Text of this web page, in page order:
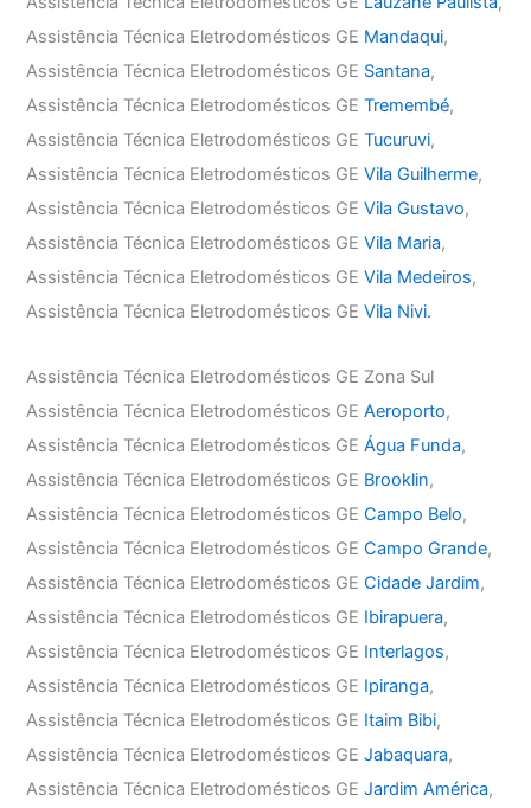
Assistência Técnica Eletrodomésticos GE Mandaqui,
Assistência Técnica Eletrodomésticos GE Santana,
Assistência Técnica Eletrodomésticos GETremembé,
Assistência Técnica Eletrodomésticos GETucuruvi,
Assistência Técnica Eletrodomésticos GEVila Guilherme,
Assistência Técnica Eletrodomésticos GEVila Gustavo,
Assistência Técnica Eletrodomésticos GEVila Maria,
Assistência Técnica Eletrodomésticos GEVila Medeiros,
Assistência Técnica Eletrodomésticos GEVila Nivi.
Assistência Técnica Eletrodomésticos GE Zona Sul
Assistência Técnica Eletrodomésticos GEAeroporto,
Assistência Técnica Eletrodomésticos GEÁgua Funda,
Assistência Técnica Eletrodomésticos GE Brooklin,
Assistência Técnica Eletrodomésticos GECampo Belo,
Assistência Técnica Eletrodomésticos GECampo Grande,
Assistência Técnica Eletrodomésticos GECidade Jardim,
Assistência Técnica Eletrodomésticos GE Ibirapuera,
Assistência Técnica Eletrodomésticos GE Interlagos,
Assistência Técnica Eletrodomésticos GE Ipiranga,
Assistência Técnica Eletrodomésticos GE Itaim Bibi,
Assistência Técnica Eletrodomésticos GEJabaquara,
Assistência Técnica Eletrodomésticos GEJardim América,